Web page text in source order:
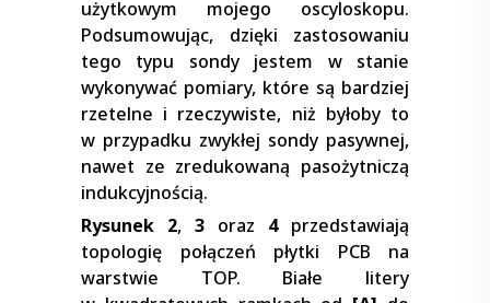
użytkowym mojego oscyloskopu.
Podsumowując, dzięki zastosowaniu
tego typu sondy jestem w stanie
wykonywać pomiary, które są bardziej
rzetelne i rzeczywiste, niż byłoby to
w przypadku zwykłej sondy pasywnej,
nawet ze zredukowaną pasożytniczą
indukcyjnością.
Rysunek 2, 3 oraz 4przedstawiają
topologię połączeń płytki PCB na
warstwie TOP. Białe litery